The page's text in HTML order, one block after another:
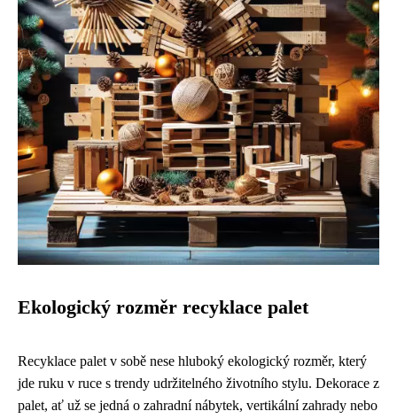
Ekologický rozměr recyklace palet
Recyklace palet v sobě nese hluboký ekologický rozměr, který
jde ruku v ruce s trendy udržitelného životního stylu. Dekorace z
palet, ať už se jedná o zahradní nábytek, vertikální zahrady nebo